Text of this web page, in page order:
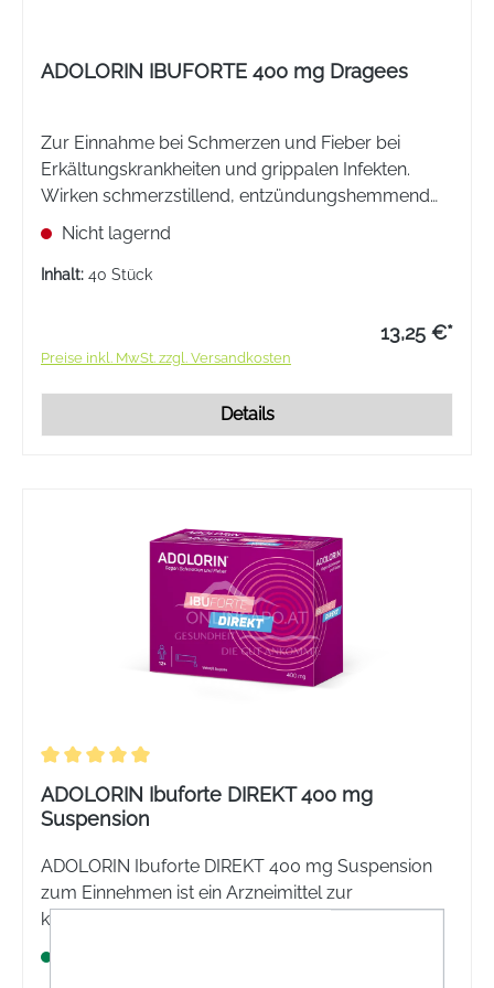
ADOLORIN IBUFORTE 400 mg Dragees
Zur Einnahme bei Schmerzen und Fieber bei
Erkältungskrankheiten und grippalen Infekten.
Wirken schmerzstillend, entzündungshemmend
und fiebersenkend.
Nicht lagernd
Inhalt: 40 Stück
13,25 €*
Preise inkl. MwSt. zzgl. Versandkosten
Details
Durchschnittliche Bewertung von 5 von 5 Sternen
ADOLORIN Ibuforte DIREKT 400 mg
Suspension
ADOLORIN Ibuforte DIREKT 400 mg Suspension
zum Einnehmen ist ein Arzneimittel zur
kurzzeitigen symptomatischen Behandlung von